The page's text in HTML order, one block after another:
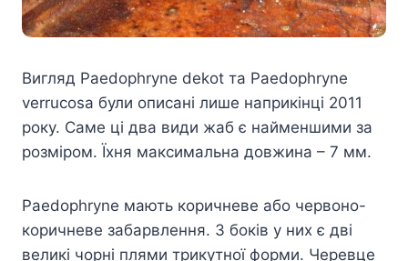
Вигляд Paedophryne dekot та Paedophryne
verrucosa були описані лише наприкінці 2011
року. Саме ці два види жаб є найменшими за
розміром. Їхня максимальна довжина – 7 мм.
Paedophryne мають коричневе або червоно-
коричневе забарвлення. З боків у них є дві
великі чорні плями трикутної форми. Черевце